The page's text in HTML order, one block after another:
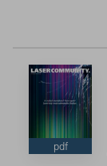
pdf